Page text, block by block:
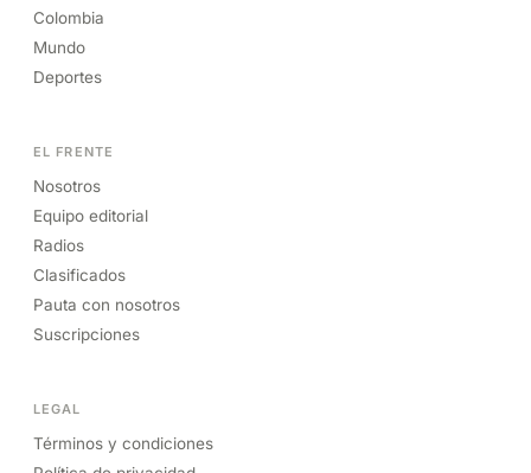
Colombia
Mundo
Deportes
EL FRENTE
Nosotros
Equipo editorial
Radios
Clasificados
Pauta con nosotros
Suscripciones
LEGAL
Términos y condiciones